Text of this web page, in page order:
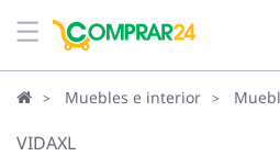
Muebles e interior
VIDAXL